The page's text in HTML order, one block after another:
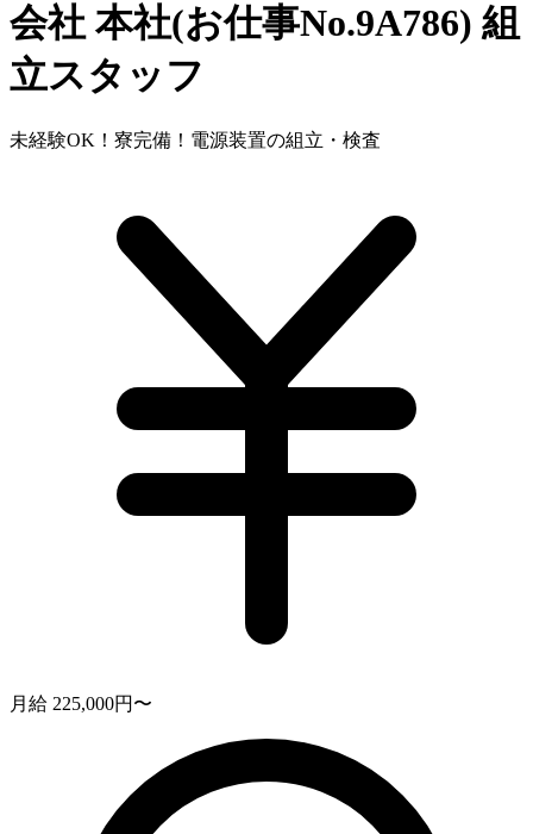
会社 本社(お仕事No.9A786) 組
立スタッフ
未経験OK！寮完備！電源装置の組立・検査
月給 225,000円〜